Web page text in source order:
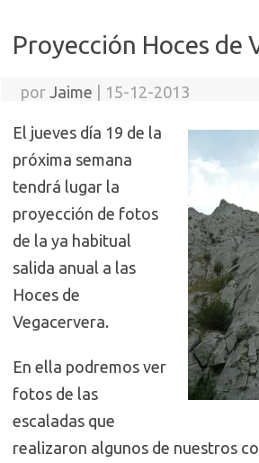
Proyección Hoces de
por Jaime 15-12-2013
El jueves día 19 de la
próxima semana
tendrá lugar la
proyección de fotos
de la ya habitual
salida anual a las
Hoces de
Vegacervera.
En ella podremos ver
fotos de las
escaladas que
realizaron algunos de nuestros